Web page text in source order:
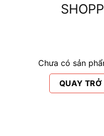
Chưa có sản
QUAY